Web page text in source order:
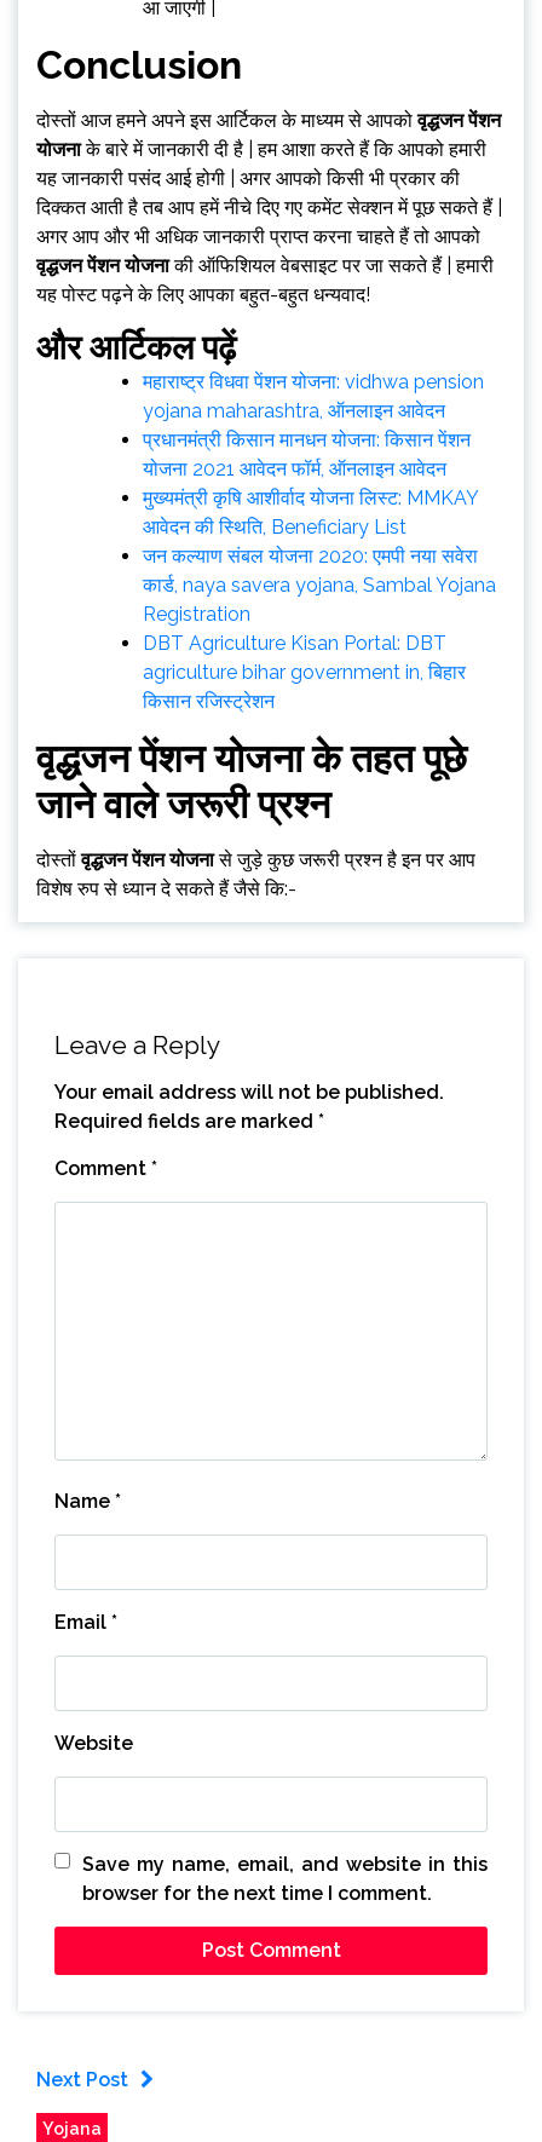
आ जाएगी |
Conclusion
दोस्तों आज हमने अपने इस आर्टिकल के माध्यम से आपकोवृद्धजन पेंशन
योजनाके बारे में जानकारी दी है | हम आशा करते हैं कि आपको हमारी
यह जानकारी पसंद आई होगी | अगर आपको किसी भी प्रकार की
दिक्कत आती है तब आप हमें नीचे दिए गए कमेंट सेक्शन में पूछ सकते हैं |
अगर आप और भी अधिक जानकारी प्राप्त करना चाहते हैं तो आपको
वृद्धजन पेंशन योजनाकी ऑफिशियल वेबसाइट पर जा सकते हैं | हमारी
यह पोस्ट पढ़ने के लिए आपका बहुत-बहुत धन्यवाद!
और आर्टिकल पढ़ें
महाराष्ट्र विधवा पेंशन योजना: vidhwa pension
yojana maharashtra, ऑनलाइन आवेदन
प्रधानमंत्री किसान मानधन योजना: किसान पेंशन
योजना 2021 आवेदन फॉर्म, ऑनलाइन आवेदन
मुख्यमंत्री कृषि आशीर्वाद योजना लिस्ट: MMKAY
आवेदन की स्थिति, Beneficiary List
जन कल्याण संबल योजना 2020: एमपी नया सवेरा
कार्ड, naya savera yojana, Sambal Yojana
Registration
DBT Agriculture Kisan Portal: DBT
agriculture bihar government in, बिहार
किसान रजिस्ट्रेशन
वृद्धजन पेंशन योजना के तहत पूछे
जाने वाले जरूरी प्रश्न
दोस्तोंवृद्धजन पेंशन योजनासे जुड़े कुछ जरूरी प्रश्न है इन पर आप
विशेष रुप से ध्यान दे सकते हैं जैसे कि:-
Leave a Reply
Your email address will not be published.
Required fields are marked *
Comment *
Name *
Email *
Website
Save my name, email, and website in this
browser for the next time I comment.
Next Post
Yojana